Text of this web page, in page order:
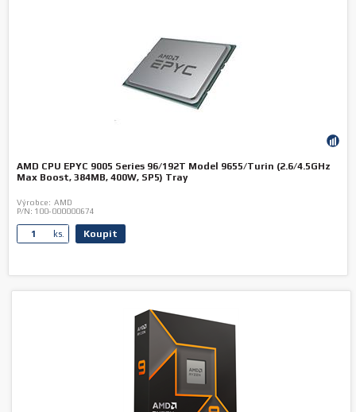
AMD CPU EPYC 9005 Series 96/192T Model 9655/Turin (2.6/4.5GHz
Max Boost, 384MB, 400W, SP5) Tray
Výrobce: AMD
P/N: 100-000000674
ks. Koupit